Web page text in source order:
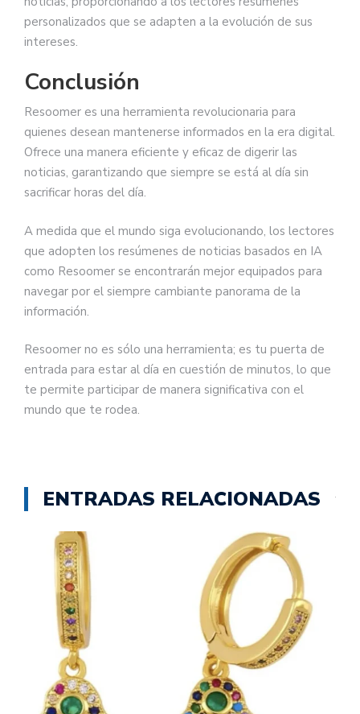
personalizados que se adapten a la evolución de sus
intereses.
Conclusión
Resoomer es una herramienta revolucionaria para
quienes desean mantenerse informados en la era digital.
Ofrece una manera eficiente y eficaz de digerir las
noticias, garantizando que siempre se está al día sin
sacrificar horas del día.
A medida que el mundo siga evolucionando, los lectores
que adopten los resúmenes de noticias basados en IA
como Resoomer se encontrarán mejor equipados para
navegar por el siempre cambiante panorama de la
información.
Resoomer no es sólo una herramienta; es tu puerta de
entrada para estar al día en cuestión de minutos, lo que
te permite participar de manera significativa con el
mundo que te rodea.
ENTRADAS RELACIONADAS